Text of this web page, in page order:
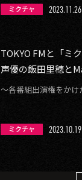
ミクチャ 2023.11.26
TOKYO FMと「ミ
声優の飯田里穂と
〜各番組出演権をか
ミクチャ 2023.10.19